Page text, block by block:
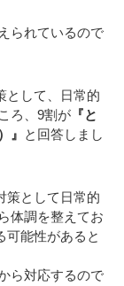
られているので
として、日常的
ろ、9割が 『と
』 と回答しまし
策として日常的
体調を整えてお
可能性があると
ら対応するので